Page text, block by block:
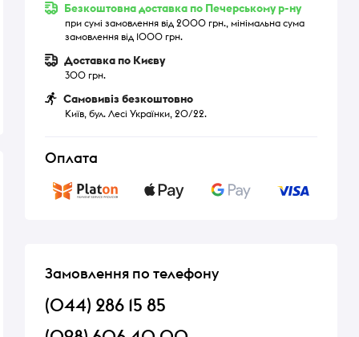
Безкоштовна доставка по Печерському р-ну
при сумі замовлення від 2000 грн., мінімальна сума
замовлення від 1000 грн.
Доставка по Києву
300 грн.
Самовивіз безкоштовно
Київ, бул. Лесі Українки, 20/22.
Оплата
Замовлення по телефону
(044) 286 15 85